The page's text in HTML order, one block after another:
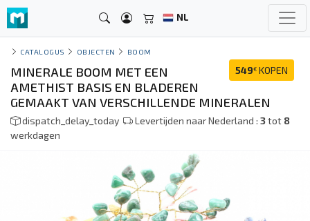
NL
CATALOGUS OBJECTEN BOOM
549€ KOPEN
MINERALE BOOM MET EEN
AMETHIST BASIS EN BLADEREN
GEMAAKT VAN VERSCHILLENDE MINERALEN
dispatch_delay_today Levertijden naar Nederland : 3tot 8
werkdagen